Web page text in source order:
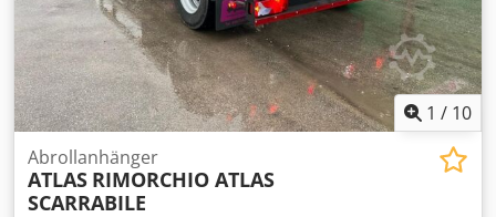
1 / 10
Abrollanhänger
ATLAS RIMORCHIO ATLAS
SCARRABILE